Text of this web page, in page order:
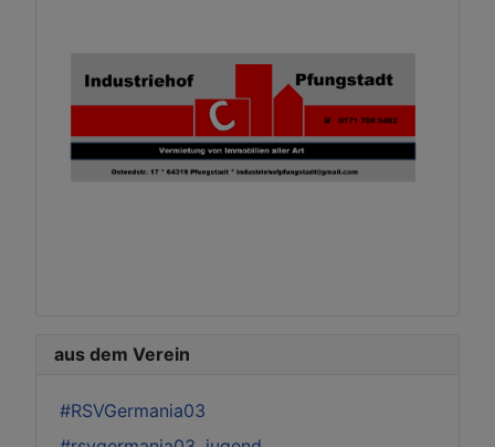
aus dem Verein
#RSVGermania03